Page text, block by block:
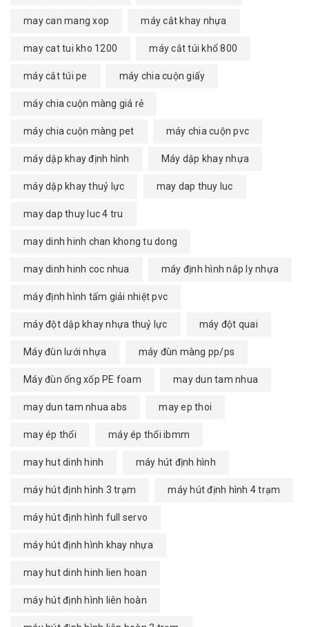
may can mang xop máy cắt khay nhựa
may cat tui kho 1200 máy cắt túi khổ 800
máy cắt túi pe máy chia cuộn giấy
máy chia cuộn màng giá rẻ
máy chia cuộn màng pet máy chia cuộn pvc
máy dập khay định hình Máy dập khay nhựa
máy dập khay thuỷ lực may dap thuy luc
may dap thuy luc 4 tru
may dinh hinh chan khong tu dong
may dinh hinh coc nhua máy định hình nắp ly nhựa
máy định hình tấm giải nhiệt pvc
máy đột dập khay nhựa thuỷ lực máy đột quai
Máy đùn lưới nhựa máy đùn màng pp/ps
Máy đùn ống xốp PE foam may dun tam nhua
may dun tam nhua abs may ep thoi
may ép thổi máy ép thổi ibmm
may hut dinh hinh máy hút định hình
máy hút định hình 3 trạm máy hút định hình 4 trạm
máy hút định hình full servo
máy hút định hình khay nhựa
may hut dinh hinh lien hoan
máy hút định hình liên hoàn